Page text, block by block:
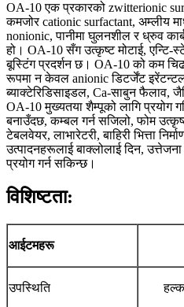
OA-10 एक प्रकारको zwitterionic
कमजोर cationic surfactant, अम्लीय
nonionic, पानीमा घुलनशील र ध्रुव
हो। OA-10 सँग उत्कृष्ट मोटाई,
बूस्टिंग प्रदर्शन छ। OA-10 को कम
रूपमा न केवल anionic डिटर्जेंट
ब्याक्टेरिडिसाइडल, Ca-साबुन फैलाव,
OA-10 मुख्यतया शैम्पूको लागि
बनाउँदछ, कम्बल गर्न सजिलो, फोम
टेबलवेयर, लाभारेटरी, बाहिरी भित्ता
उत्पादनहरूलाई बाक्लोलाई दिन,
प्रयोग गर्न सकिन्छ।
विशिष्टता:
आईटमहरू
उपस्थिति